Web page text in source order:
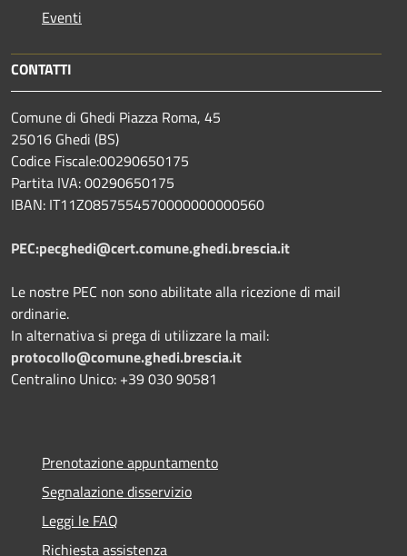
Eventi
CONTATTI
Comune di Ghedi Piazza Roma, 45
25016 Ghedi (BS)
Codice Fiscale:00290650175
Partita IVA: 00290650175
IBAN: IT11Z0857554570000000000560
PEC:pecghedi@cert.comune.ghedi.brescia.it
Le nostre PEC non sono abilitate alla ricezione di mail
ordinarie.
In alternativa si prega di utilizzare la mail:
protocollo@comune.ghedi.brescia.it
Centralino Unico: +39 030 90581
Prenotazione appuntamento
Segnalazione disservizio
Leggi le FAQ
Richiesta assistenza